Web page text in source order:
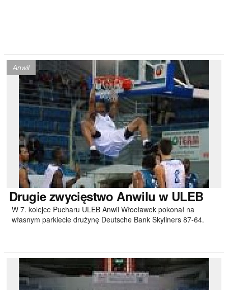
Anwil
Drugiezwycięstwo Anwilu w ULEB
W 7. kolejce Pucharu ULEB Anwil Włocławek pokonał na
własnym parkiecie drużynę Deutsche Bank Skyliners 87-64.